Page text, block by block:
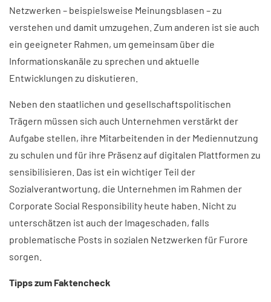
Netzwerken – beispielsweise Meinungsblasen – zu
verstehen und damit umzugehen. Zum anderen ist sie auch
ein geeigneter Rahmen, um gemeinsam über die
Informationskanäle zu sprechen und aktuelle
Entwicklungen zu diskutieren.
Neben den staatlichen und gesellschaftspolitischen
Trägern müssen sich auch Unternehmen verstärkt der
Aufgabe stellen, ihre Mitarbeitenden in der Mediennutzung
zu schulen und für ihre Präsenz auf digitalen Plattformen zu
sensibilisieren. Das ist ein wichtiger Teil der
Sozialverantwortung, die Unternehmen im Rahmen der
Corporate Social Responsibility heute haben. Nicht zu
unterschätzen ist auch der Imageschaden, falls
problematische Posts in sozialen Netzwerken für Furore
sorgen.
Tipps zum Faktencheck